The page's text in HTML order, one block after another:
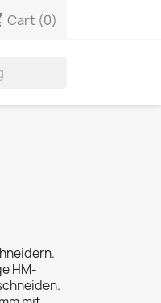
Cart (0)
HM-